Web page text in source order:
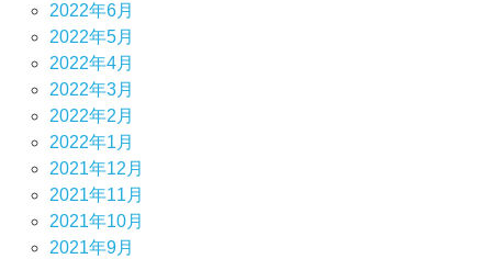
2022年6月
2022年5月
2022年4月
2022年3月
2022年2月
2022年1月
2021年12月
2021年11月
2021年10月
2021年9月